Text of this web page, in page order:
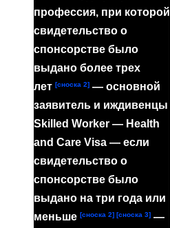
профессия, при которой
свидетельство о
спонсорстве было
выдано более трех
лет [сноска 2] — основной
заявитель и иждивенцы
Skilled Worker — Health
and Care Visa — если
свидетельство о
спонсорстве было
выдано на три года или
меньше [сноска 2] [сноска 3] —